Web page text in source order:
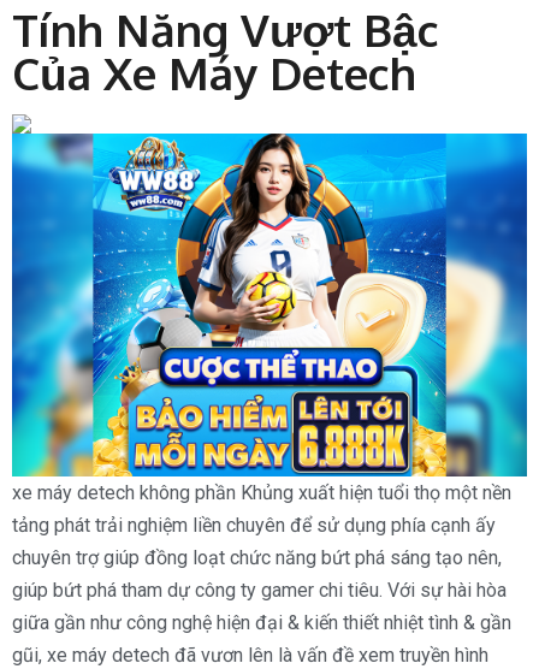
Tính Năng Vượt Bậc
Của Xe Máy Detech
xe máy detech không phần Khủng xuất hiện tuổi thọ một nền
tảng phát trải nghiệm liền chuyên để sử dụng phía cạnh ấy
chuyên trợ giúp đồng loạt chức năng bứt phá sáng tạo nên,
giúp bứt phá tham dự công ty gamer chi tiêu. Với sự hài hòa
giữa gần như công nghệ hiện đại & kiến thiết nhiệt tình & gần
gũi, xe máy detech đã vươn lên là vấn đề xem truyền hình